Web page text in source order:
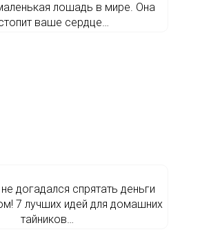
лошадь в мире. Она
ваше сердце…
догадался спрятать деньги
7 лучших идей для домашних
тайников…